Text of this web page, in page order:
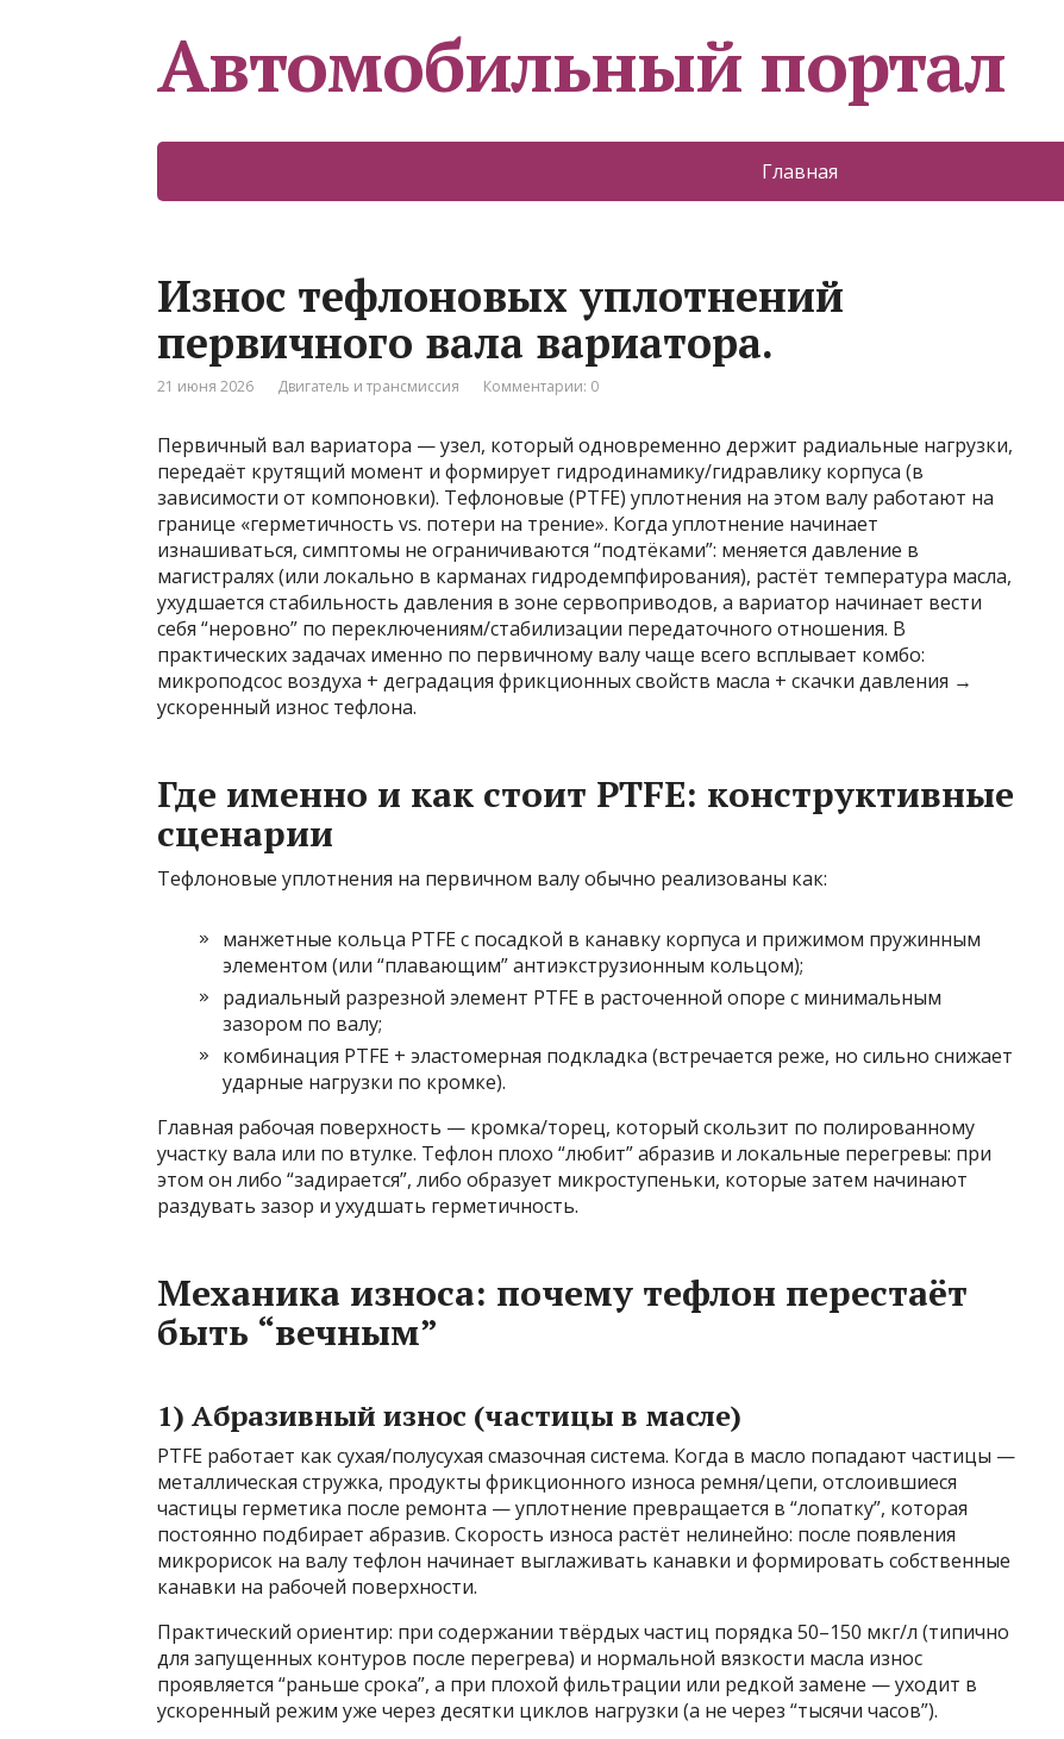
Автомобильный портал
Главная
Износ тефлоновых уплотнений
первичного вала вариатора.
21 июня 2026 Двигатель и трансмиссия Комментарии: 0
Первичный вал вариатора — узел, который одновременно держит радиальные нагрузки,
передаёт крутящий момент и формирует гидродинамику/гидравлику корпуса (в
зависимости от компоновки). Тефлоновые (PTFE) уплотнения на этом валу работают на
границе «герметичность vs. потери на трение». Когда уплотнение начинает
изнашиваться, симптомы не ограничиваются “подтёками”: меняется давление в
магистралях (или локально в карманах гидродемпфирования), растёт температура масла,
ухудшается стабильность давления в зоне сервоприводов, а вариатор начинает вести
себя “неровно” по переключениям/стабилизации передаточного отношения. В
практических задачах именно по первичному валу чаще всего всплывает комбо:
микроподсос воздуха + деградация фрикционных свойств масла + скачки давления →
ускоренный износ тефлона.
Где именно и как стоит PTFE: конструктивные
сценарии
Тефлоновые уплотнения на первичном валу обычно реализованы как:
манжетные кольца PTFE с посадкой в канавку корпуса и прижимом пружинным
элементом (или “плавающим” антиэкструзионным кольцом);
радиальный разрезной элемент PTFE в расточенной опоре с минимальным
зазором по валу;
комбинация PTFE + эластомерная подкладка (встречается реже, но сильно снижает
ударные нагрузки по кромке).
Главная рабочая поверхность — кромка/торец, который скользит по полированному
участку вала или по втулке. Тефлон плохо “любит” абразив и локальные перегревы: при
этом он либо “задирается”, либо образует микроступеньки, которые затем начинают
раздувать зазор и ухудшать герметичность.
Механика износа: почему тефлон перестаёт
быть “вечным”
1) Абразивный износ (частицы в масле)
PTFE работает как сухая/полусухая смазочная система. Когда в масло попадают частицы —
металлическая стружка, продукты фрикционного износа ремня/цепи, отслоившиеся
частицы герметика после ремонта — уплотнение превращается в “лопатку”, которая
постоянно подбирает абразив. Скорость износа растёт нелинейно: после появления
микрорисок на валу тефлон начинает выглаживать канавки и формировать собственные
канавки на рабочей поверхности.
Практический ориентир: при содержании твёрдых частиц порядка 50–150 мкг/л (типично
для запущенных контуров после перегрева) и нормальной вязкости масла износ
проявляется “раньше срока”, а при плохой фильтрации или редкой замене — уходит в
ускоренный режим уже через десятки циклов нагрузки (а не через “тысячи часов”).